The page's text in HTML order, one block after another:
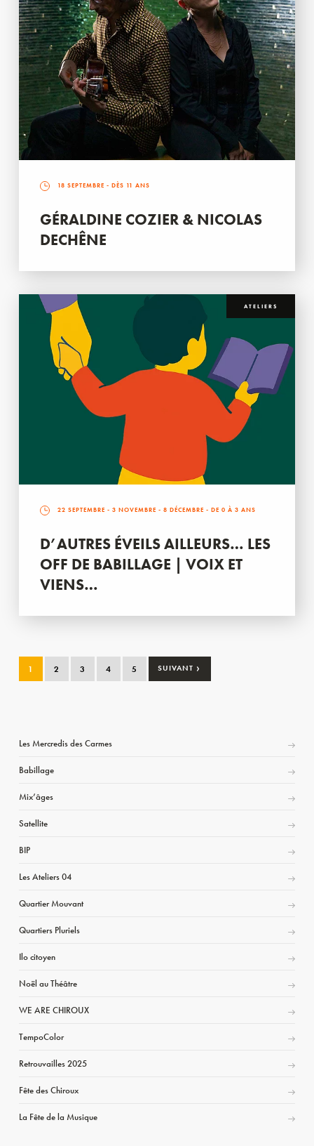
18 SEPTEMBRE - DÈS 11 ANS
GÉRALDINE COZIER & NICOLAS
DECHÊNE
ATELIERS
22 SEPTEMBRE - 3 NOVEMBRE - 8 DÉCEMBRE - DE 0 À 3 ANS
D’AUTRES ÉVEILS AILLEURS… LES
OFF DE BABILLAGE | VOIX ET
VIENS…
1 2 3 4 5 SUIVANT ›
Les Mercredis des Carmes
Babillage
Mix’âges
Satellite
BIP
Les Ateliers 04
Quartier Mouvant
Quartiers Pluriels
Ilo citoyen
Noël au Théâtre
WE ARE CHIROUX
TempoColor
Retrouvailles 2025
Fête des Chiroux
La Fête de la Musique